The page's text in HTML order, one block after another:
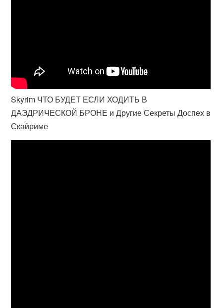
Skyrim ЧТО БУДЕТ ЕСЛИ ХОДИТЬ В
ДАЭДРИЧЕСКОЙ БРОНЕ и Другие Секреты Доспех в
Скайриме